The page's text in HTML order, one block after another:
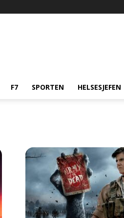
F7 SPORTEN HELSESJEFEN